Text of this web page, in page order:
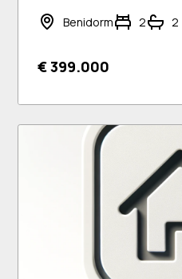
Benidorm 2 2
€ 399.000